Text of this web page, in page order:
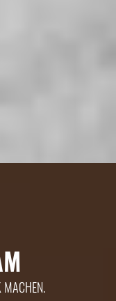
MACHEN.